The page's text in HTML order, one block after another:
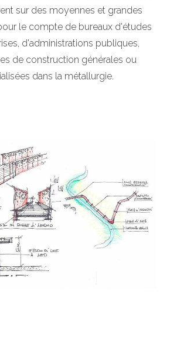
sur des moyennes et grandes
le compte de bureaux d'études
d'administrations publiques,
de construction générales ou
dans la métallurgie.